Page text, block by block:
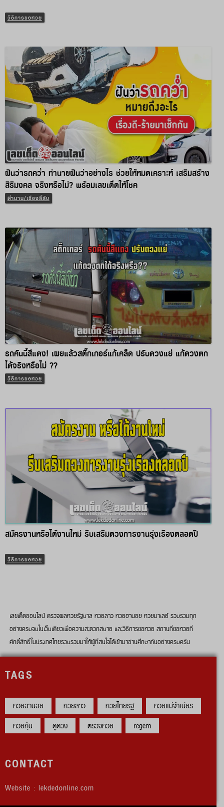
วิธีการขอหวย
ฝันว่ารถคว่ำ ทำนายฝันว่าอย่างไร ช่วยให้หมดเคราะห์ เสริมสร้าง
สิริมงคล จริงหรือไม่? พร้อมเลขเด็ดให้โชค
ตำนาน/เรื่องลี้ลับ
รถคันนี้สีแดง! เผยแล้วสติ๊กเกอร์แก้เคล็ด ปรับดวงแย่ แก้ดวงตก
ได้จริงหรือไม่ ??
วิธีการขอหวย
สมัครงานหรือได้งานใหม่ รีบเสริมดวงการงานรุ่งเรืองตลอดปี
วิธีการขอหวย
เลขเด็ดออนไลน์ ตรวจผลหวยรัฐบาล หวยลาว หวยฮานอย หวยมาเลย์ รวบรวมทุก
อย่างครบจบในเว็บเดียวเพื่อความสะดวกสบาย และวิธีการขอหวย สถานที่ขอหวยที่
ศักดิ์สิทธิ์ในประเทศไทยรวบรวมมาให้ผู้ที่สนใจได้เข้ามาอ่านศึกษากันอย่างครบครัน
TAGS
หวยฮานอย หวยลาว หวยไทยรัฐ
หวยแม่จำเนียร
หวยหุ้น
ดูดวง ตรวจหวย regem
CONTACT
Website : lekdedonline.com